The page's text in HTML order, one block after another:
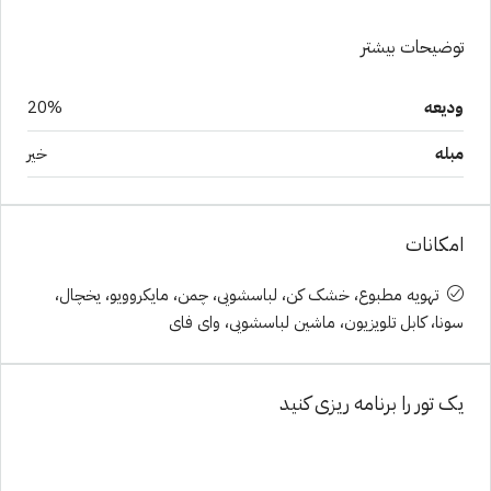
توضیحات بیشتر
ودیعه
20%
مبله
خیر
امکانات
تهویه مطبوع، خشک کن، لباسشویی، چمن، مایکروویو، یخچال،
سونا، کابل تلویزیون، ماشین لباسشویی، وای فای
یک تور را برنامه ریزی کنید